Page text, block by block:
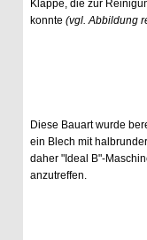
Klappe, die zur
konnte (vgl. Abbildung
Diese Bauart wurde
ein Blech mit
daher "Ideal B"-
anzutreffen.